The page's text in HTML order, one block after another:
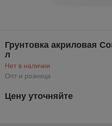
Грунтовка акриловая
л
Нет в наличии
Опт и розница
Цену уточняйте